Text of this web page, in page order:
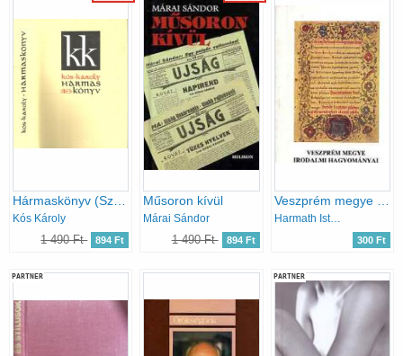
Kós Károly
1 490 Ft 894 Ft
Műsoron kívül
Márai Sándor
1 490 Ft 894 Ft
Harmath István-Katsányi Sándor
300 Ft
PARTNER PARTNER